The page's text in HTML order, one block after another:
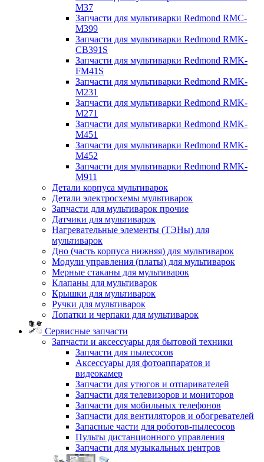
M37
Запчасти для мультиварки Redmond RMC-
M399
Запчасти для мультиварки Redmond RMK-
CB391S
Запчасти для мультиварки Redmond RMK-
FM41S
Запчасти для мультиварки Redmond RMK-
M231
Запчасти для мультиварки Redmond RMK-
M271
Запчасти для мультиварки Redmond RMK-
M451
Запчасти для мультиварки Redmond RMK-
M452
Запчасти для мультиварки Redmond RMK-
M911
Детали корпуса мультиварок
Детали электросхемы мультиварок
Запчасти для мультиварок прочие
Датчики для мультиварок
Нагревательные элементы (ТЭНы) для
мультиварок
Дно (часть корпуса нижняя) для мультиварок
Модули управления (платы) для мультиварок
Мерные стаканы для мультиварок
Клапаны для мультиварок
Крышки для мультиварок
Ручки для мультиварок
Лопатки и черпаки для мультиварок
Сервисные запчасти
Запчасти и аксессуары для бытовой техники
Запчасти для пылесосов
Аксессуары для фотоаппаратов и
видеокамер
Запчасти для утюгов и отпаривателей
Запчасти для телевизоров и мониторов
Запчасти для мобильных телефонов
Запчасти для вентиляторов и обогревателей
Запасные части для роботов-пылесосов
Пульты дистанционного управления
Запчасти для музыкальных центров